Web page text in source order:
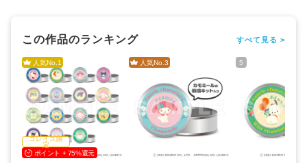
この作品のランキング すべて見る >
人気No. 1
コレイズ限
定
ポイント + 75%還元
人気No. 3 5